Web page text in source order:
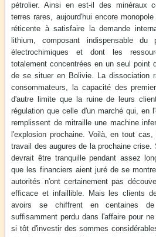
pétrolier. Ainsi en est-il des minéraux
terres rares, aujourd'hui encore
réticente à satisfaire la demande
lithium, composant indispensable
électrochimiques et dont les
totalement concentrées en un seul point
de se situer en Bolivie. La dissociation
consommateurs, la capacité des
d'autre limite que la ruine de leurs
régulation que celle d'un marché qui, en
remplissent de mitraille une machine
l'explosion prochaine. Voilà, en tout
travail des augures de la prochaine
devrait être tranquille pendant assez
que les financiers aient juré de se
autorités n'ont certainement pas
efficace et infaillible. Mais les clients
avoirs se chiffrent en centaines
suffisamment perdu dans l'affaire pour
si tôt d'investir des sommes